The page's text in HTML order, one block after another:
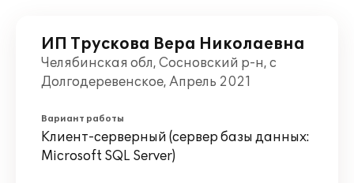
ИП Трускова Вера Николаевна
Челябинская обл, Сосновский р-н, с
Долгодеревенское, Апрель 2021
Вариант работы
Клиент-серверный (сервер базы данных:
Microsoft SQL Server)